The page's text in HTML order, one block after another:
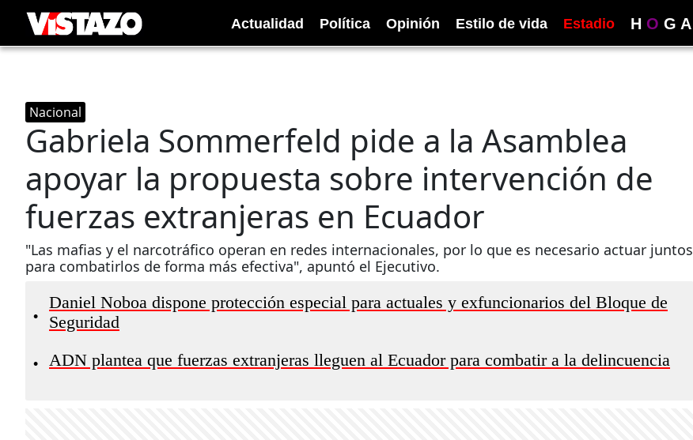
Actualidad Política Opinión Estilo de vida Estadio H O G A
Nacional
Gabriela Sommerfeld pide a la Asamblea
apoyar la propuesta sobre intervención de
fuerzas extranjeras en Ecuador
"Las mafias y el narcotráfico operan en redes internacionales, por lo que es necesario actuar juntos
para combatirlos de forma más efectiva", apuntó el Ejecutivo.
•
Daniel Noboa dispone protección especial para actuales y exfuncionarios del Bloque de
Seguridad
• ADN plantea que fuerzas extranjeras lleguen al Ecuador para combatir a la delincuencia